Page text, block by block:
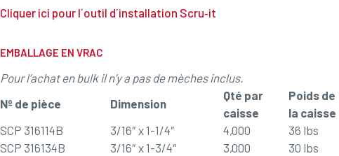
Cliquer ici pour l´outil d´installation Scru‐it
EMBALLAGE EN VRAC
Pour l’achat en bulk il n’y a pas de mèches inclus.
Nº de pièce
Dimension
Qté par
caisse
Poids de
la caisse
SCP 316114B
3/16″ x 1-1/4″ 4,000 36 lbs
SCP 316134B
3/16″ x 1-3/4″ 3,000 30 lbs